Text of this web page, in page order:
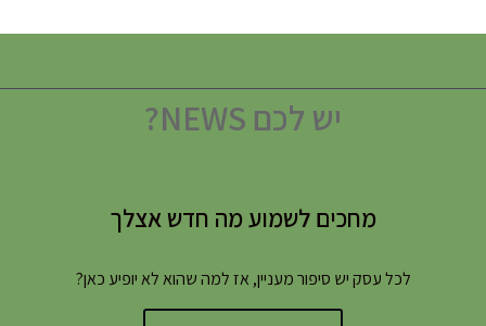
יש לכם NEWS?
מחכים לשמוע מה חדש אצלך
לכל עסק יש סיפור מעניין, אז למה שהוא לא יופיע כאן?